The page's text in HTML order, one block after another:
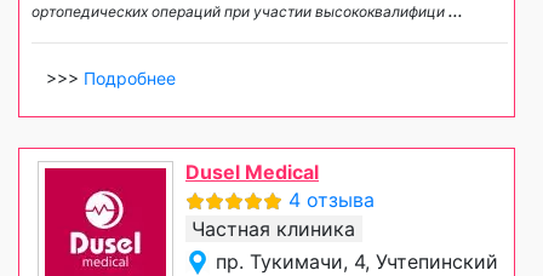
ортопедических операций при участии высококвалифици ...
>>> Подробнее
Dusel Medical
4 отзыва
Частная клиника
пр. Тукимачи, 4, Учтепинский